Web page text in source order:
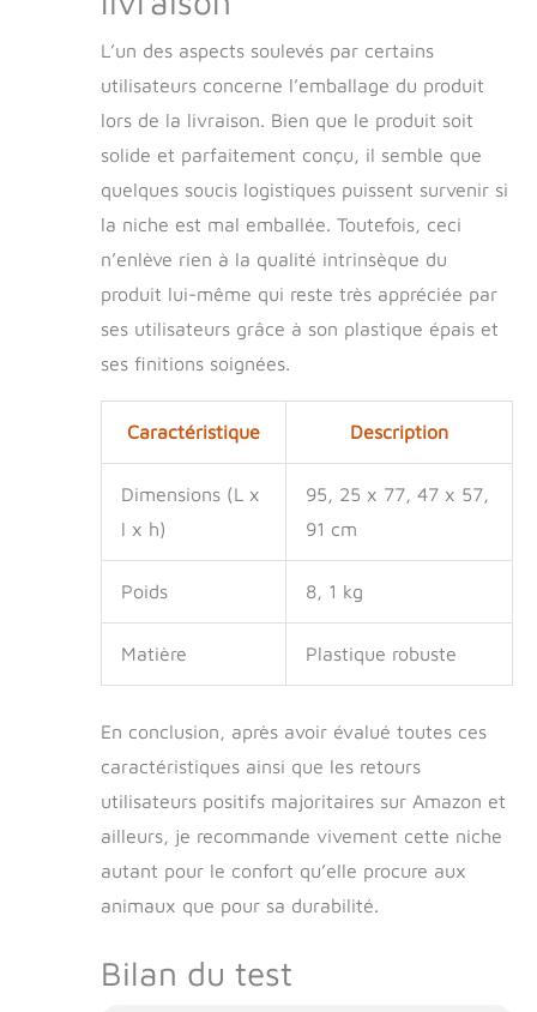
L’un des aspects soulevés par certains
utilisateurs concerne l’emballage du produit
lors de la livraison. Bien que le produit soit
solide et parfaitement conçu, il semble que
quelques soucis logistiques puissent survenir si
la niche est mal emballée. Toutefois, ceci
n’enlève rien à la qualité intrinsèque du
produit lui-même qui reste très appréciée par
ses utilisateurs grâce à son plastique épais et
ses finitions soignées.
Caractéristique Description
Dimensions (L x
l x h)
95, 25 x 77, 47 x 57,
91 cm
Poids 8, 1 kg
Matière Plastique robuste
En conclusion, après avoir évalué toutes ces
caractéristiques ainsi que les retours
utilisateurs positifs majoritaires sur Amazon et
ailleurs, je recommande vivement cette niche
autant pour le confort qu’elle procure aux
animaux que pour sa durabilité.
Bilan du test